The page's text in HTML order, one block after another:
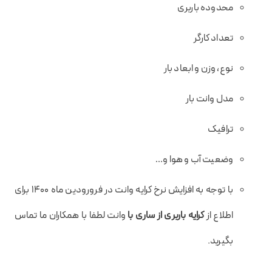
محدوده باربری
تعداد کارگر
نوع، وزن و ابعاد بار
مدل وانت بار
ترافیک
وضعیت آب و هوا و…
با توجه به افزایش نرخ کرایه وانت در فرورودین ماه 1400 برای
اطلاع ازکرایه باربری از ساری با وانت لطفا با همکاران ما تماس
بگیرید.